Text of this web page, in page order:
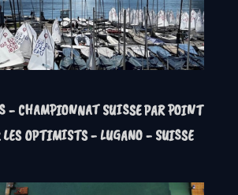
- CHAMPIONNAT SUISSE PAR POINT
OPTIMISTS - LUGANO - SUISSE